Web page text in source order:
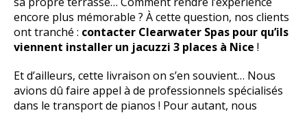
encore plus mémorable ? À cette question, nos clients
ont tranché : contacter Clearwater Spas pour qu’ils
viennent installer un jacuzzi 3 places à Nice !
Et d’ailleurs, cette livraison on s’en souvient… Nous
avions dû faire appel à de professionnels spécialisés
dans le transport de pianos ! Pour autant, nous